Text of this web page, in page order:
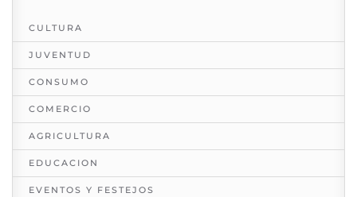
CULTURA
JUVENTUD
CONSUMO
COMERCIO
AGRICULTURA
EDUCACION
EVENTOS Y FESTEJOS